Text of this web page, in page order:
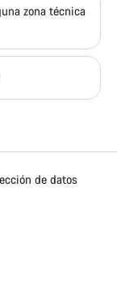
zona técnica
de datos
responder a tus